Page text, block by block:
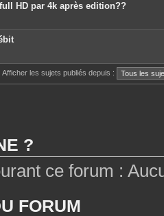
HD par 4k après edition??
Afficher les sujets publiés depuis :
?
ce forum :
FORUM